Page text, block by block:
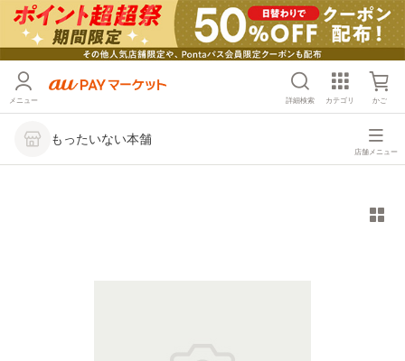
メニュー 詳細検索 カテゴリ かご
もったいない本舗
店舗メニュー